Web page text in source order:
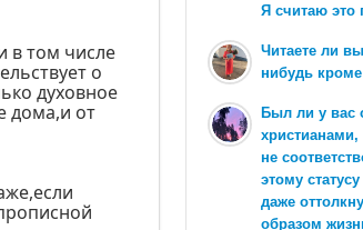
в том числе
о
духовное
дома,и от
Я считаю это
Читаете ли
нибудь
Был ли у вас
не
этому
даже
образом